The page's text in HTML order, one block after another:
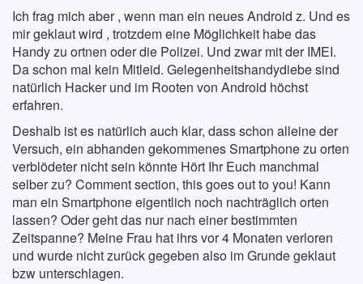
Ich frag mich aber , wenn man ein neues Android z. Und es
mir geklaut wird , trotzdem eine Möglichkeit habe das
Handy zu ortnen oder die Polizei. Und zwar mit der IMEI.
Da schon mal kein Mitleid. Gelegenheitshandydiebe sind
natürlich Hacker und im Rooten von Android höchst
erfahren.
Deshalb ist es natürlich auch klar, dass schon alleine der
Versuch, ein abhanden gekommenes Smartphone zu orten
verblödeter nicht sein könnte Hört Ihr Euch manchmal
selber zu? Comment section, this goes out to you! Kann
man ein Smartphone eigentlich noch nachträglich orten
lassen? Oder geht das nur nach einer bestimmten
Zeitspanne? Meine Frau hat ihrs vor 4 Monaten verloren
und wurde nicht zurück gegeben also im Grunde geklaut
bzw unterschlagen.